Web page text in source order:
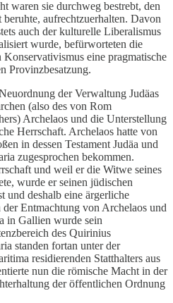
waren sie durchweg bestrebt, den
aufrechtzuerhalten. Davon
auch der kulturelle Liberalismus
wurde, befürworteten die
eine pragmatische
Provinzbesatzung.
der Verwaltung Judäas
(also des von Rom
Archelaos und die Unterstellung
Herrschaft. Archelaos hatte von
in dessen Testament Judäa und
zugesprochen bekommen.
und weil er die Witwe seines
wurde er seinen jüdischen
und deshalb eine ärgerliche
Entmachtung von Archelaos und
in Gallien wurde sein
des Quirinius
standen fortan unter der
residierenden Statthalters aus
nun die römische Macht in der
der öffentlichen Ordnung